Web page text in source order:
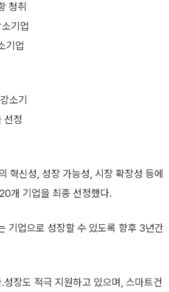
청취
기업
기업
소기
선정
혁신성, 성장 가능성, 시장 확장성 등에
개 기업을 최종 선정했다.
기업으로 성장할 수 있도록 향후 3년간
장도 적극 지원하고 있으며, 스마트건